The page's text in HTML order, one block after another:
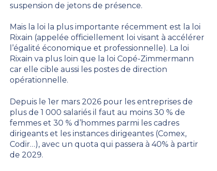
suspension de jetons de présence.
Mais la loi la plus importante récemment est la loi
Rixain (appelée officiellement loi visant à accélérer
l’égalité économique et professionnelle). La loi
Rixain va plus loin que la loi Copé-Zimmermann
car elle cible aussi les postes de direction
opérationnelle.
Depuis le 1er mars 2026 pour les entreprises de
plus de 1 000 salariés il faut au moins 30 % de
femmes et 30 % d’hommes parmi les cadres
dirigeants et les instances dirigeantes (Comex,
Codir…), avec un quota qui passera à 40% à partir
de 2029.